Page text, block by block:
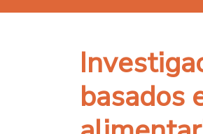
basados